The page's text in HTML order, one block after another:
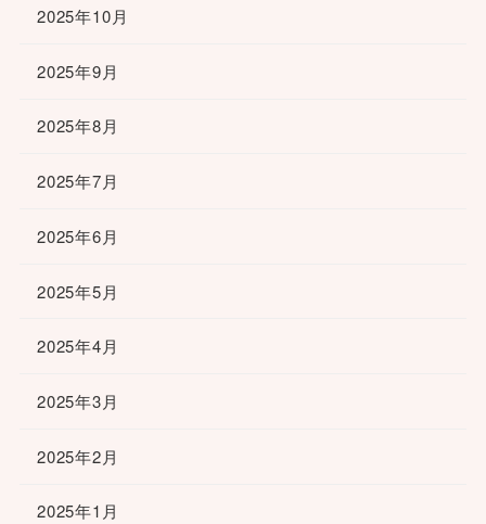
2025年10月
2025年9月
2025年8月
2025年7月
2025年6月
2025年5月
2025年4月
2025年3月
2025年2月
2025年1月